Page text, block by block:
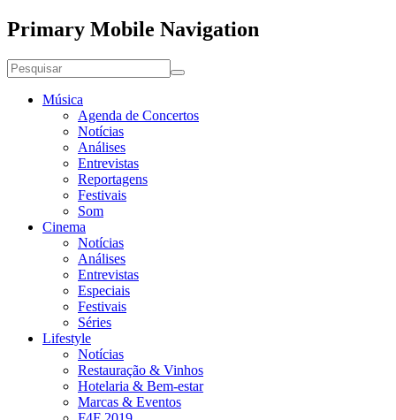
Primary Mobile Navigation
Música
Agenda de Concertos
Notícias
Análises
Entrevistas
Reportagens
Festivais
Som
Cinema
Notícias
Análises
Entrevistas
Especiais
Festivais
Séries
Lifestyle
Notícias
Restauração & Vinhos
Hotelaria & Bem-estar
Marcas & Eventos